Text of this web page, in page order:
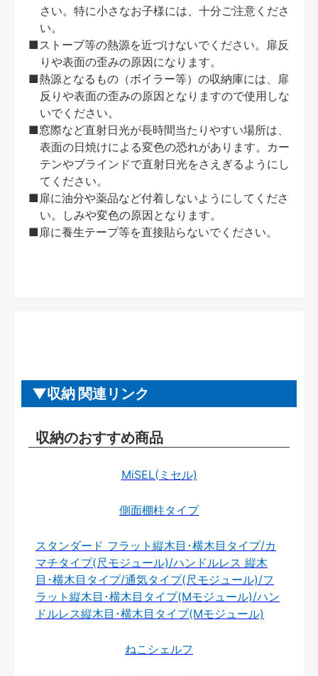
さい。特に小さなお子様には、十分ご注意くださ
い。
■ストーブ等の熱源を近づけないでください。扉反
りや表面の歪みの原因になります。
■熱源となるもの（ボイラー等）の収納庫には、扉
反りや表面の歪みの原因となりますので使用しな
いでください。
■窓際など直射日光が長時間当たりやすい場所は、
表面の日焼けによる変色の恐れがあります。カー
テンやブラインドで直射日光をさえぎるようにし
てください。
■扉に油分や薬品など付着しないようにしてくださ
い。しみや変色の原因となります。
■扉に養生テープ等を直接貼らないでください。
収納 関連リンク
収納のおすすめ商品
MiSEL(ミセル)
側面棚柱タイプ
スタンダード フラット縦木目･横木目タイプ/カ
マチタイプ(尺モジュール)/ハンドルレス 縦木
目･横木目タイプ/通気タイプ(尺モジュール)/フ
ラット縦木目･横木目タイプ(Mモジュール)/ハン
ドルレス縦木目･横木目タイプ(Mモジュール)
ねこシェルフ